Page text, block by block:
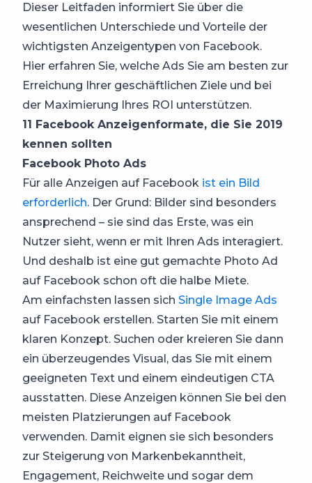
Dieser Leitfaden informiert Sie über die
wesentlichen Unterschiede und Vorteile der
wichtigsten Anzeigentypen von Facebook.
Hier erfahren Sie, welche Ads Sie am besten zur
Erreichung Ihrer geschäftlichen Ziele und bei
der Maximierung Ihres ROI unterstützen.
11 Facebook Anzeigenformate, die Sie 2019
kennen sollten
Facebook Photo Ads
Für alle Anzeigen auf Facebook ist ein Bild
erforderlich. Der Grund: Bilder sind besonders
ansprechend – sie sind das Erste, was ein
Nutzer sieht, wenn er mit Ihren Ads interagiert.
Und deshalb ist eine gut gemachte Photo Ad
auf Facebook schon oft die halbe Miete.
Am einfachsten lassen sich Single Image Ads
auf Facebook erstellen. Starten Sie mit einem
klaren Konzept. Suchen oder kreieren Sie dann
ein überzeugendes Visual, das Sie mit einem
geeigneten Text und einem eindeutigen CTA
ausstatten. Diese Anzeigen können Sie bei den
meisten Platzierungen auf Facebook
verwenden. Damit eignen sie sich besonders
zur Steigerung von Markenbekanntheit,
Engagement, Reichweite und sogar dem